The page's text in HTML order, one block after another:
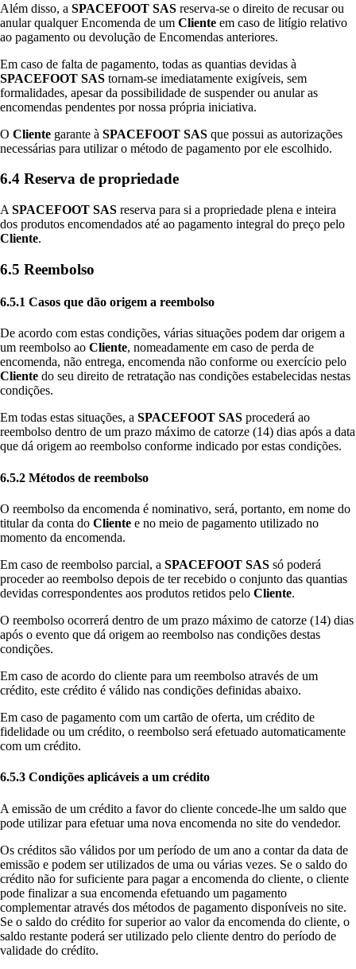
Além disso, a SPACEFOOT SAS reserva-se o direito de recusar ou
anular qualquer Encomenda de um Cliente em caso de litígio relativo
ao pagamento ou devolução de Encomendas anteriores.
Em caso de falta de pagamento, todas as quantias devidas à
SPACEFOOT SAS tornam-se imediatamente exigíveis, sem
formalidades, apesar da possibilidade de suspender ou anular as
encomendas pendentes por nossa própria iniciativa.
O Cliente garante à SPACEFOOT SAS que possui as autorizações
necessárias para utilizar o método de pagamento por ele escolhido.
6.4 Reserva de propriedade
A SPACEFOOT SAS reserva para si a propriedade plena e inteira
dos produtos encomendados até ao pagamento integral do preço pelo
Cliente.
6.5 Reembolso
6.5.1 Casos que dão origem a reembolso
De acordo com estas condições, várias situações podem dar origem a
um reembolso ao Cliente, nomeadamente em caso de perda de
encomenda, não entrega, encomenda não conforme ou exercício pelo
Cliente do seu direito de retratação nas condições estabelecidas nestas
condições.
Em todas estas situações, a SPACEFOOT SAS procederá ao
reembolso dentro de um prazo máximo de catorze (14) dias após a data
que dá origem ao reembolso conforme indicado por estas condições.
6.5.2 Métodos de reembolso
O reembolso da encomenda é nominativo, será, portanto, em nome do
titular da conta do Cliente e no meio de pagamento utilizado no
momento da encomenda.
Em caso de reembolso parcial, a SPACEFOOT SAS só poderá
proceder ao reembolso depois de ter recebido o conjunto das quantias
devidas correspondentes aos produtos retidos pelo Cliente.
O reembolso ocorrerá dentro de um prazo máximo de catorze (14) dias
após o evento que dá origem ao reembolso nas condições destas
condições.
Em caso de acordo do cliente para um reembolso através de um
crédito, este crédito é válido nas condições definidas abaixo.
Em caso de pagamento com um cartão de oferta, um crédito de
fidelidade ou um crédito, o reembolso será efetuado automaticamente
com um crédito.
6.5.3 Condições aplicáveis a um crédito
A emissão de um crédito a favor do cliente concede-lhe um saldo que
pode utilizar para efetuar uma nova encomenda no site do vendedor.
Os créditos são válidos por um período de um ano a contar da data de
emissão e podem ser utilizados de uma ou várias vezes. Se o saldo do
crédito não for suficiente para pagar a encomenda do cliente, o cliente
pode finalizar a sua encomenda efetuando um pagamento
complementar através dos métodos de pagamento disponíveis no site.
Se o saldo do crédito for superior ao valor da encomenda do cliente, o
saldo restante poderá ser utilizado pelo cliente dentro do período de
validade do crédito.